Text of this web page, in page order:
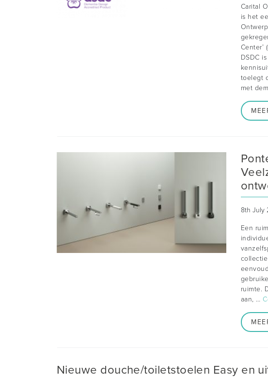
Carital
is het
Center’
DSDC
toelegt
met
8th July
Een
ruimte.
aan, …
Nieuwe douche/toiletstoelen Easy en